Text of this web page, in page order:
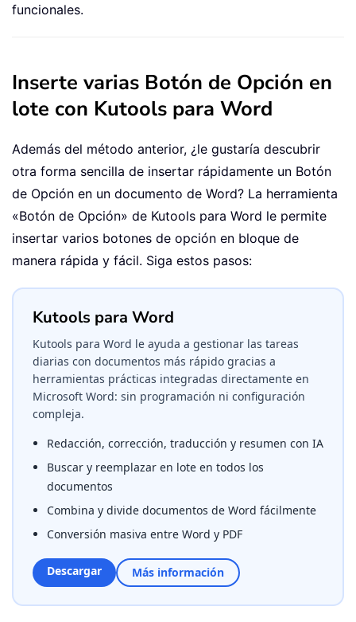
funcionales.
Inserte varias Botón de Opción en
lote con Kutools para Word
Además del método anterior, ¿le gustaría descubrir
otra forma sencilla de insertar rápidamente un Botón
de Opción en un documento de Word? La herramienta
«Botón de Opción» de Kutools para Word le permite
insertar varios botones de opción en bloque de
manera rápida y fácil. Siga estos pasos:
Kutools para Word
Kutools para Word le ayuda a gestionar las tareas
diarias con documentos más rápido gracias a
herramientas prácticas integradas directamente en
Microsoft Word: sin programación ni configuración
compleja.
Redacción, corrección, traducción y resumen con IA
Buscar y reemplazar en lote en todos los
documentos
Combina y divide documentos de Word fácilmente
Conversión masiva entre Word y PDF
Descargar Más información